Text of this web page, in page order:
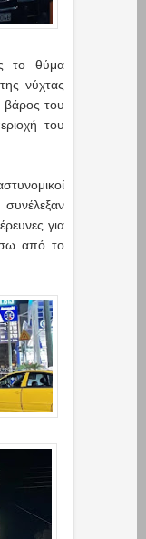
το θύμα
νύχτας
βάρος του
του
για
από το